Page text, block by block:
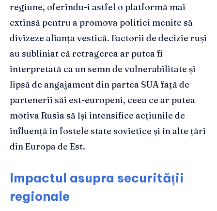
regiune, oferindu-i astfel o platformă mai
extinsă pentru a promova politici menite să
divizeze alianța vestică. Factorii de decizie ruși
au subliniat că retragerea ar putea fi
interpretată ca un semn de vulnerabilitate și
lipsă de angajament din partea SUA față de
partenerii săi est-europeni, ceea ce ar putea
motiva Rusia să își intensifice acțiunile de
influență în fostele state sovietice și în alte țări
din Europa de Est.
Impactul asupra securității
regionale